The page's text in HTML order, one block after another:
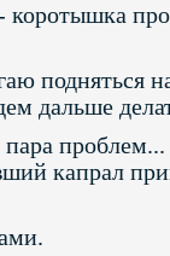
подняться
дальше
капрал